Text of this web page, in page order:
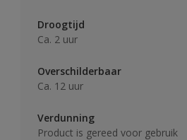
Droogtijd
Ca. 2 uur
Overschilderbaar
Ca. 12 uur
Verdunning
Product is gereed voor gebruik